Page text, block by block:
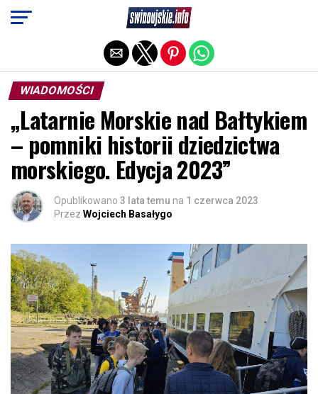
WIADOMOŚCI
„Latarnie Morskie nad Bałtykiem
– pomniki historii dziedzictwa
morskiego. Edycja 2023”
Opublikowano 3 lata temu na 1 czerwca 2023
Przez Wojciech Basałygo
Exit mobile version